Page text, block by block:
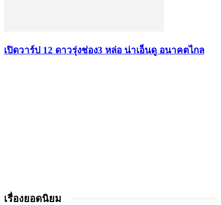
เปิดวาร์ป 12 ดาวรุ่งช่อง3 หล่อ น่าเอ็นดู อนาคตไกล
เรื่องยอดนิยม